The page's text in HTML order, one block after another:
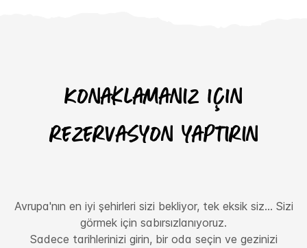
Konaklamanız için
rezervasyon yaptırın
Avrupa'nın en iyi şehirleri sizi bekliyor, tek eksik siz... Sizi
görmek için sabırsızlanıyoruz.
Sadece tarihlerinizi girin, bir oda seçin ve gezinizi